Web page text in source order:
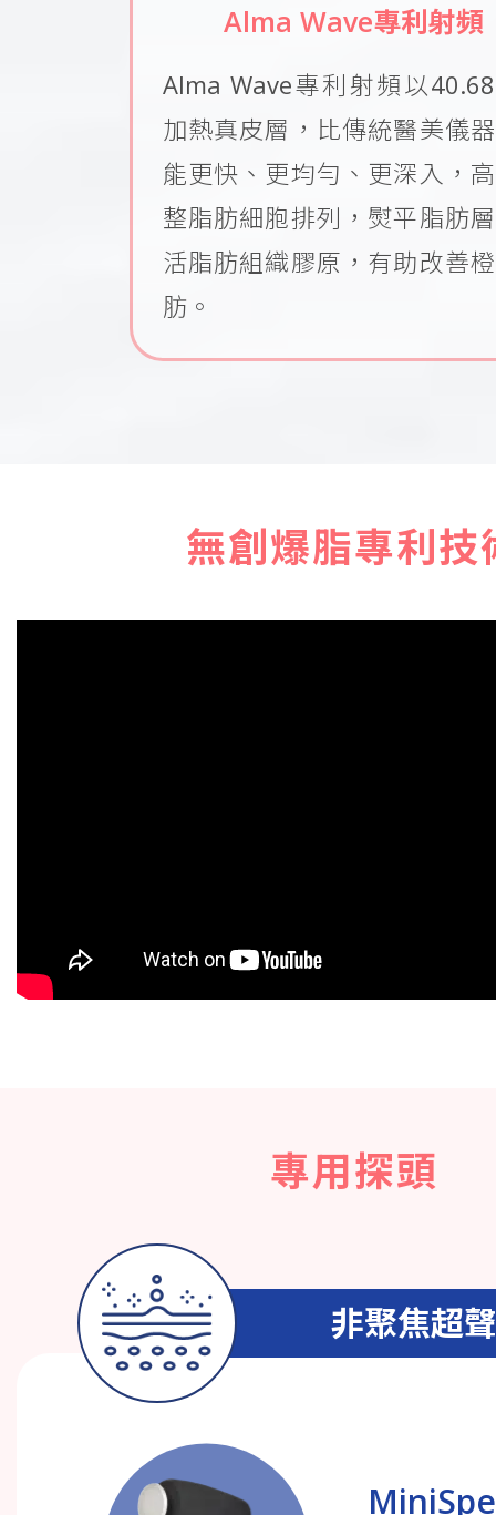
Alma Wave專利射頻
Alma Wave專利射頻以
加熱真皮層，比傳統醫美儀
能更快、更均勻、更深入，
整脂肪細胞排列，熨平脂肪
活脂肪組織膠原，有助改善
肪。
無創爆脂專利技
專用探頭
非聚焦超